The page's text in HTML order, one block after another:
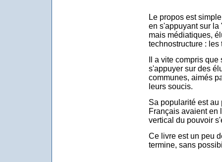
Le propos est
en s'appuyant sur la
mais médiatiques,
technostructure : les
Il a vite compris
s'appuyer sur des
communes, aimés
leurs soucis.
Sa popularité est
Français avaient en
vertical du pouvoir
Ce livre est un peu
termine, sans